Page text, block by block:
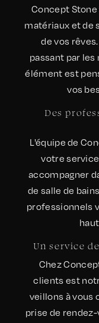
Concept
matériaux et de
de vos
passant par
élément est
vos
Des
L'équipe de
votre
accompagner
de salle de
professionnels
Un service
Chez
clients est
veillons à vous
prise de